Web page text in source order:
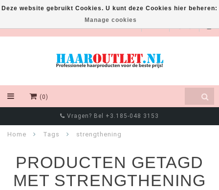
EUR
(0)
Vragen? Bel +3.185-048 3153
Home Tags strengthening
PRODUCTEN GETAGD
MET STRENGTHENING
Deze website gebruikt Cookies. U kunt deze Cookies hier beheren:
Manage cookies